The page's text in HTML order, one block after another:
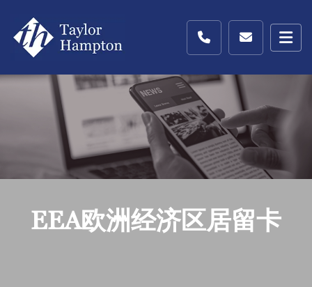
EEA欧洲经济区居留卡